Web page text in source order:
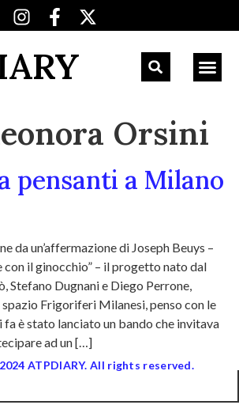
Orsini
pensanti a Milano
da un’affermazione di Joseph Beuys –
con il ginocchio” – il progetto nato dal
Stefano Dugnani e Diego Perrone,
Frigoriferi Milanesi, penso con le
è stato lanciato un bando che invitava
ad un […]
ATPDIARY. All rights reserved.